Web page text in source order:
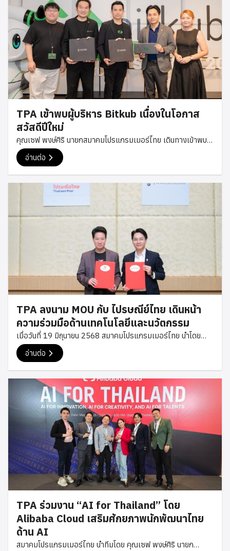
TPA เข้าพบผู้บริหาร Bitkub เนื่องในโอกาส
สวัสดีปีใหม่
คุณเซฟ พงษ์ศิริ นายกสมาคมโปรแกรมเมอร์ไทย เดินทางเข้าพบ
คุณทวีทรัพย์ ราวรรณ์ ผู้ร่วมก่อตั้งและกรรมการบริหารของ
Bitkub Group เนื่องในโอกาสสวัสดีปีใหม่ เพื่อส่งมอบคำอวยพร
และพูดคุยกันอย่างเป็นกันเอง ในโอกาสนี้ ทั้งสองฝ่ายได้ร่วมแลก
เปลี่ยนมุมมองเกี่ยวกับแนวโน้มเทคโนโลยีและอุตสาหกรรมดิจิทัล
ด้านเทคโนโลยีในประเทศไทย รวมถึงโอกาสในการสร้างความร่วม
มือระหว่างภาคเอกชนและชุมชนนักพัฒนาในอนาคต การพบปะครั้ง
นี้ยังสะท้อนถึงความตั้งใจของสมาคมโปรแกรมเมอร์ไทยในการ
สร้างเครือข่ายความร่วมมือกับองค์กรชั้นนำในอุตสาหกรรม
เทคโนโลยี เพื่อสนับสนุนการพัฒนาองค์ความรู้ การสร้างโอกาส
ใหม่ ๆ ให้กับนักพัฒนาไทย และร่วมกันผลักดันระบบนิเวศด้าน
เทคโนโลยีของประเทศให้เติบโตอย่างต่อเนื่อง สมาคม
อย่างอบอุ่น และขออวยพรให้ปีใหม่นี้เป็นปีแห่งความสำเร็จและการ
เติบโตอย่างต่อเนื่อง #TPA #ThaiProgrammer #Bitkub
#TechCommunity
อ่านต่อ
TPA ลงนาม MOU กับ ไปรษณีย์ไทย เดินหน้า
ความร่วมมือด้านเทคโนโลยีและนวัตกรรม
เมื่อวันที่ 19 มิถุนายน 2568 สมาคมโปรแกรมเมอร์ไทย นำโดย
คุณเซฟ พงษ์ศิริ นายกสมาคม และ คุณโม กฤษฎา กรรมการ
สมาคม เข้าร่วมพิธีลงนามบันทึกข้อตกลงความร่วมมือ (MOU) กับ
บริษัท ไปรษณีย์ไทย จำกัด โดยมี ดร.ดนันท์ สุภัทรพันธุ์ กรรมการผู้
จัดการใหญ่ พร้อมทีมผู้บริหารให้การต้อนรับและร่วมลงนามในครั้ง
นี้ ความร่วมมือดังกล่าวมีวัตถุประสงค์เพื่อส่งเสริมการพัฒนา
เทคโนโลยีและนวัตกรรมด้านดิจิทัล รวมถึงการแลกเปลี่ยนองค์
ความรู้ระหว่างภาคเทคโนโลยีและภาคธุรกิจ เพื่อยกระดับศักยภาพ
ของนักพัฒนาและองค์กรไทยให้สามารถปรับตัวต่อการเปลี่ยนแปลง
ของโลกดิจิทัลได้อย่างมีประสิทธิภาพ พร้อมสนับสนุนการเติบโตของ
ธุรกิจไทยให้แข็งแกร่งในยุคเศรษฐกิจดิจิทัล พิธีลงนามจัดขึ้น ณ
ไปรษณีย์ไทย สำนักงานใหญ่ ท่ามกลางบรรยากาศแห่งความร่วม
มือและวิสัยทัศน์ร่วมกันของทั้งสององค์กร ที่มุ่งขับเคลื่อนการ
เติบโตของเศรษฐกิจดิจิทัลไทยอย่างยั่งยืน การลงนามบันทึกข้อ
ตกลงในครั้งนี้นับเป็นอีกก้าวสำคัญของสมาคมโปรแกรมเมอร์ไทย
ในการสร้างเครือข่ายความร่วมมือกับองค์กรชั้นนำของประเทศ
เพื่อผลักดันการพัฒนาอุตสาหกรรมเทคโนโลยีไทย และเปิดโอกาส
อ่านต่อ
TPA ร่วมงาน “AI for Thailand” โดย
Alibaba Cloud เสริมศักยภาพนักพัฒนาไทย
ด้าน AI
สมาคมโปรแกรมเมอร์ไทย นำทีมโดย คุณเซฟ พงษ์ศิริ นายก